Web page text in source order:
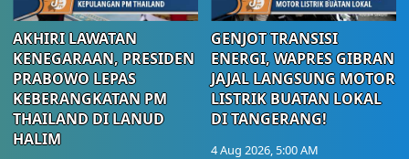
AKHIRI LAWATAN
KENEGARAAN, PRESIDEN
PRABOWO LEPAS
KEBERANGKATAN PM
THAILAND DI LANUD
HALIM
GENJOT TRANSISI
ENERGI, WAPRES GIBRAN
JAJAL LANGSUNG MOTOR
LISTRIK BUATAN LOKAL
DI TANGERANG!
4 Aug 2026, 5:00 AM